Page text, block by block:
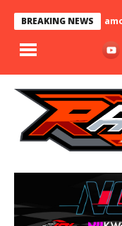
BREAKING NEWS
Asal